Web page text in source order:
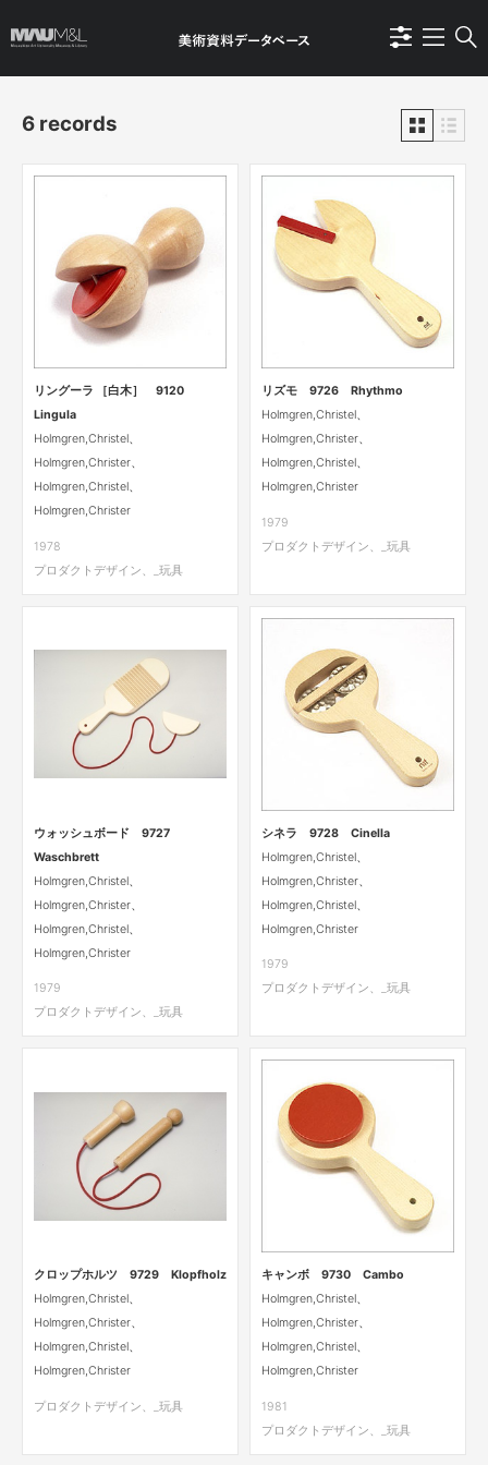
6 records
リングーラ ［白木］ 9120
Lingula
Holmgren,Christel、
Holmgren,Christer、
Holmgren,Christel、
Holmgren,Christer
1978
プロダクトデザイン、_玩具
リズモ 9726 Rhythmo
Holmgren,Christel、
Holmgren,Christer、
Holmgren,Christel、
Holmgren,Christer
1979
プロダクトデザイン、_玩具
ウォッシュボード 9727
Waschbrett
Holmgren,Christel、
Holmgren,Christer、
Holmgren,Christel、
Holmgren,Christer
1979
プロダクトデザイン、_玩具
シネラ 9728 Cinella
Holmgren,Christel、
Holmgren,Christer、
Holmgren,Christel、
Holmgren,Christer
1979
プロダクトデザイン、_玩具
クロップホルツ 9729 Klopfholz
Holmgren,Christel、
Holmgren,Christer、
Holmgren,Christel、
Holmgren,Christer
プロダクトデザイン、_玩具
キャンボ 9730 Cambo
Holmgren,Christel、
Holmgren,Christer、
Holmgren,Christel、
Holmgren,Christer
1981
プロダクトデザイン、_玩具